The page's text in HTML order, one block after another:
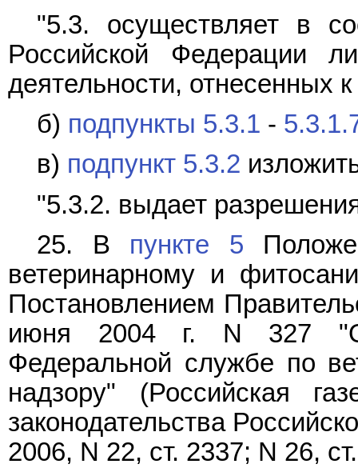
"5.3. осуществляет в
Российской Федерации
деятельности, отнесенных
б) подпункты 5.3.1 -
в) подпункт 5.3.2
"5.3.2. выдает
25. В пункте 5
ветеринарному и
Постановлением
июня 2004 г. N 327
Федеральной службе по
надзору" (Российская
законодательства
2006, N 22, ст. 2337; N 26,